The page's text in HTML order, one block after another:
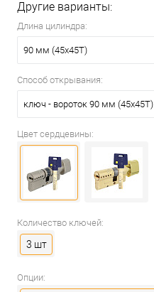
Другие варианты:
Длина цилиндра:
90 мм (45x45T)
Способ открывания:
ключ - вороток 90 мм (45x45T)
Цвет сердцевины:
Количество ключей:
3 шт
Опции: